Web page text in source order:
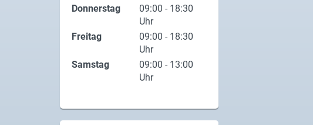
Donnerstag
09:00 - 18:30
Uhr
Freitag
09:00 - 18:30
Uhr
Samstag
09:00 - 13:00
Uhr